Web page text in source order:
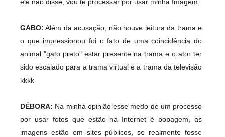
GABO: Além da acusação, não houve leitura da trama e
o que impressionou foi o fato de uma coincidência do
animal "gato preto" estar presente na trama e o ator ter
sido escalado para a trama virtual e a trama da televisão
kkkk
DÉBORA: Na minha opinião esse medo de um processo
por usar fotos que estão na Internet é bobagem, as
imagens estão em sites públicos, se realmente fosse